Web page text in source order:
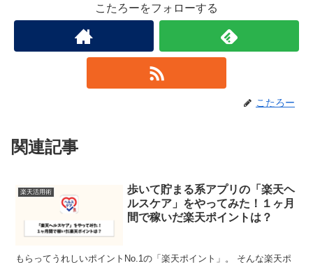
こたろーをフォローする
こたろー
関連記事
楽天活用術
歩いて貯まる系アプリの「楽天ヘ
ルスケア」をやってみた！１ヶ月
間で稼いだ楽天ポイントは？
もらってうれしいポイントNo.1の「楽天ポイント」。 そんな楽天ポ